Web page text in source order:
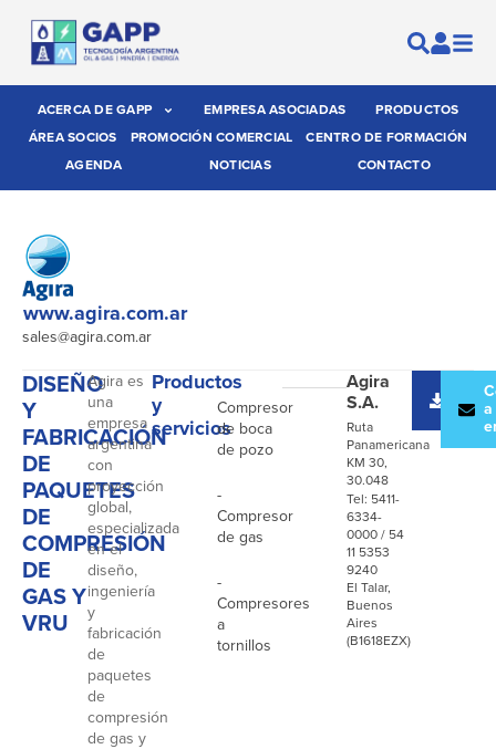
ACERCA DE GAPP EMPRESA ASOCIADAS
PRODUCTOS
ÁREA SOCIOS
PROMOCIÓN COMERCIAL
CENTRO DE FORMACIÓN
AGENDA
NOTICIAS CONTACTO
www.agira.com.ar
sales@agira.com.ar
DISEÑO
Y
FABRICACIÓN
DE
PAQUETES
DE
COMPRESIÓN
DE
GAS Y
VRU
Agira es
una
empresa
argentina
con
proyección
global,
especializada
en el
diseño,
ingeniería
y
fabricación
de
paquetes
de
compresión
de gas y
Productos
y
servicios
-
Compresor
de boca
de pozo
-
Compresor
de gas
-
Compresores
a
tornillos
Agira
S.A.
Ruta
Panamericana
KM 30,
30.048
Tel: 5411-
6334-
0000 / 54
11 5353
9240
El Talar,
Buenos
Aires
(B1618EZX)